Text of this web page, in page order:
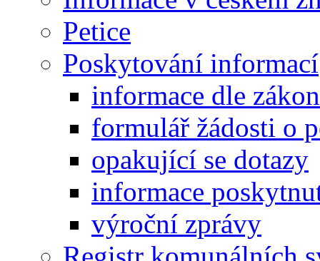
Petice
Poskytování informací
informace dle
formulář žádosti o
opakující se dotazy
informace
výroční zprávy